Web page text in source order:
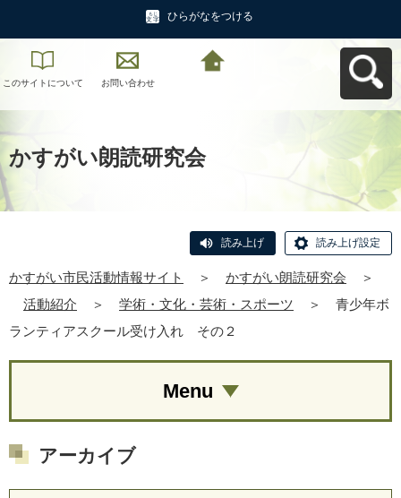
ひらがなをつける
このサイトについて お問い合わせ
かすがい朗読研究会
読み上げ 読み上げ設定
かすがい市民活動情報サイト ＞ かすがい朗読研究会
＞
活動紹介
＞ 学術・文化・芸術・スポーツ ＞
青少年ボ
ランティアスクール受け入れ その２
Menu
アーカイブ